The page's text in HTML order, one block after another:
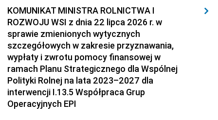
KOMUNIKAT MINISTRA ROLNICTWA I
ROZWOJU WSI z dnia 22 lipca 2026 r. w
sprawie zmienionych wytycznych
szczegółowych w zakresie przyznawania,
wypłaty i zwrotu pomocy finansowej w
ramach Planu Strategicznego dla Wspólnej
Polityki Rolnej na lata 2023–2027 dla
interwencji I.13.5 Współpraca Grup
Operacyjnych EPI